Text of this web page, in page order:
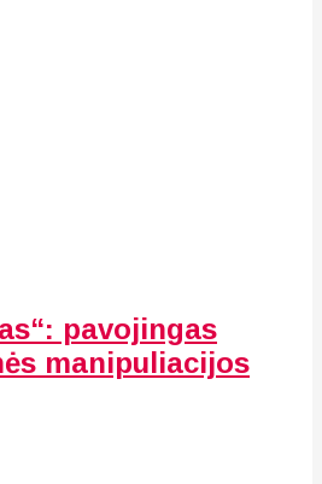
pavojingas
manipuliacijos